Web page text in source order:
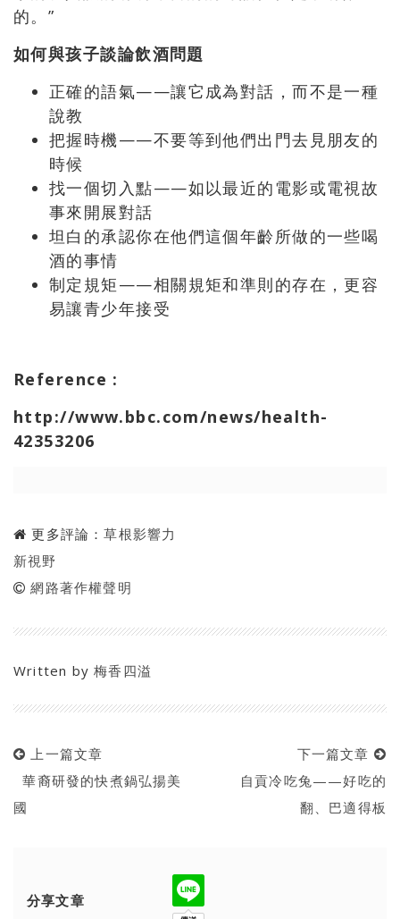
的。”
如何與孩子談論飲酒問題
正確的語氣——讓它成為對話，而不是一種
說教
把握時機——不要等到他們出門去見朋友的
時候
找一個切入點——如以最近的電影或電視故
事來開展對話
坦白的承認你在他們這個年齡所做的一些喝
酒的事情
制定規矩——相關規矩和準則的存在，更容
易讓青少年接受
Reference :
http://www.bbc.com/news/health-
42353206
更多評論：草根影響力
新視野
網路著作權聲明
Written by梅香四溢
上一篇文章
華裔研發的快煮鍋弘揚美
國
下一篇文章
自貢冷吃兔——好吃的
翻、巴適得板
分享文章